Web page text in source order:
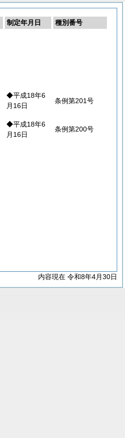
制定年月日
種別番号
◆平成18年6
月16日
条例第201号
◆平成18年6
月16日
条例第200号
内容現在 令和8年4月30日